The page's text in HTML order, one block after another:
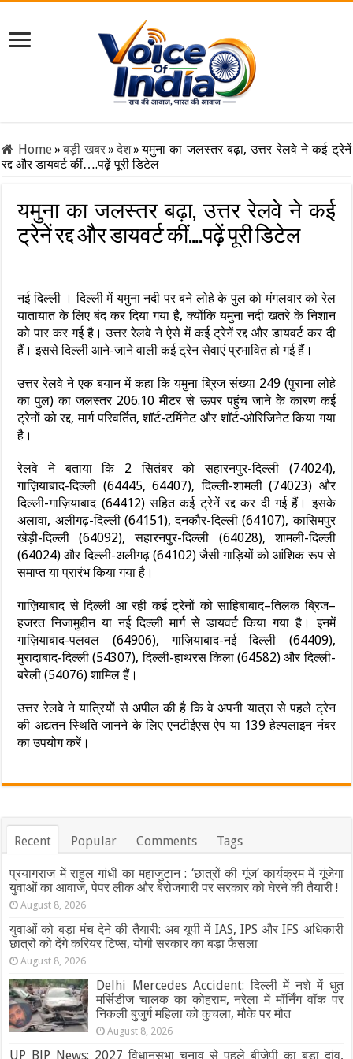
Home»बड़ी खबर» देश» यमुना का जलस्तर बढ़ा, उत्तर रेलवे ने कई ट्रेनें
रद्द और डायवर्ट कीं….पढ़ें पूरी डिटेल
यमुना का जलस्तर बढ़ा, उत्तर रेलवे ने कई
ट्रेनें रद्द और डायवर्ट कीं….पढ़ें पूरी डिटेल
नई दिल्ली । दिल्ली में यमुना नदी पर बने लोहे के पुल को मंगलवार को रेल
यातायात के लिए बंद कर दिया गया है, क्योंकि यमुना नदी खतरे के निशान
को पार कर गई है। उत्तर रेलवे ने ऐसे में कई ट्रेनें रद्द और डायवर्ट कर दी
हैं। इससे दिल्ली आने-जाने वाली कई ट्रेन सेवाएं प्रभावित हो गई हैं।
उत्तर रेलवे ने एक बयान में कहा कि यमुना ब्रिज संख्या 249 (पुराना लोहे
का पुल) का जलस्तर 206.10 मीटर से ऊपर पहुंच जाने केे कारण कई
ट्रेनों को रद्द, मार्ग परिवर्तित, शॉर्ट-टर्मिनेट और शॉर्ट-ओरिजिनेट किया गया
है।
रेलवे ने बताया कि 2 सितंबर को सहारनपुर-दिल्ली (74024),
गाज़ियाबाद-दिल्ली (64445, 64407), दिल्ली-शामली (74023) और
दिल्ली-गाज़ियाबाद (64412) सहित कई ट्रेनें रद्द कर दी गई हैं। इसके
अलावा, अलीगढ़-दिल्ली (64151), दनकौर-दिल्ली (64107), कासिमपुर
खेड़ी-दिल्ली (64092), सहारनपुर-दिल्ली (64028), शामली-दिल्ली
(64024) और दिल्ली-अलीगढ़ (64102) जैसी गाड़ियों को आंशिक रूप से
समाप्त या प्रारंभ किया गया है।
गाज़ियाबाद से दिल्ली आ रही कई ट्रेनों को साहिबाबाद–तिलक ब्रिज–
हजरत निजामुद्दीन या नई दिल्ली मार्ग से डायवर्ट किया गया है। इनमें
गाज़ियाबाद-पलवल (64906), गाज़ियाबाद-नई दिल्ली (64409),
मुरादाबाद-दिल्ली (54307), दिल्ली-हाथरस किला (64582) और दिल्ली-
बरेली (54076) शामिल हैं।
उत्तर रेलवे ने यात्रियों से अपील की है कि वे अपनी यात्रा से पहले ट्रेन
की अद्यतन स्थिति जानने के लिए एनटीईएस ऐप या 139 हेल्पलाइन नंबर
का उपयोग करें।
Recent Popular Comments Tags
प्रयागराज में राहुल गांधी का महाजुटान : ‘छात्रों की गूंज’ कार्यक्रम में गूंजेगा
युवाओं का आवाज, पेपर लीक और बेरोजगारी पर सरकार को घेरने की तैयारी !
August 8, 2026
युवाओं को बड़ा मंच देने की तैयारी: अब यूपी में IAS, IPS और IFS अधिकारी
छात्रों को देंगे करियर टिप्स, योगी सरकार का बड़ा फैसला
August 8, 2026
Delhi Mercedes Accident: दिल्ली में नशे में धुत
मर्सिडीज चालक का कोहराम, नरेला में मॉर्निंग वॉक पर
निकली बुजुर्ग महिला को कुचला, मौके पर मौत
August 8, 2026
UP BJP News: 2027 विधानसभा चुनाव से पहले बीजेपी का बड़ा दांव,